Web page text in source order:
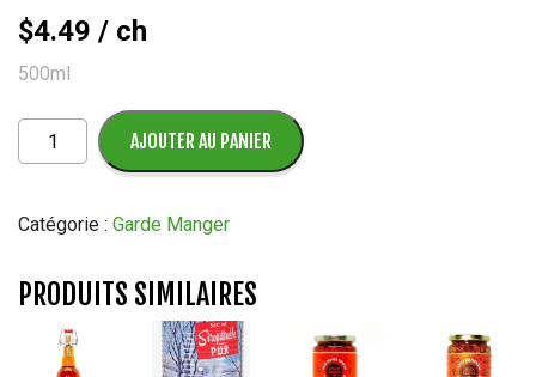
$4.49 / ch
500ml
quantité
de
Balsamique
Modène
500ml
AJOUTER AU PANIER
Catégorie : Garde Manger
PRODUITS SIMILAIRES